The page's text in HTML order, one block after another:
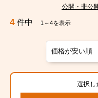
公開・非公
4 件中 1～4を表示
選択し